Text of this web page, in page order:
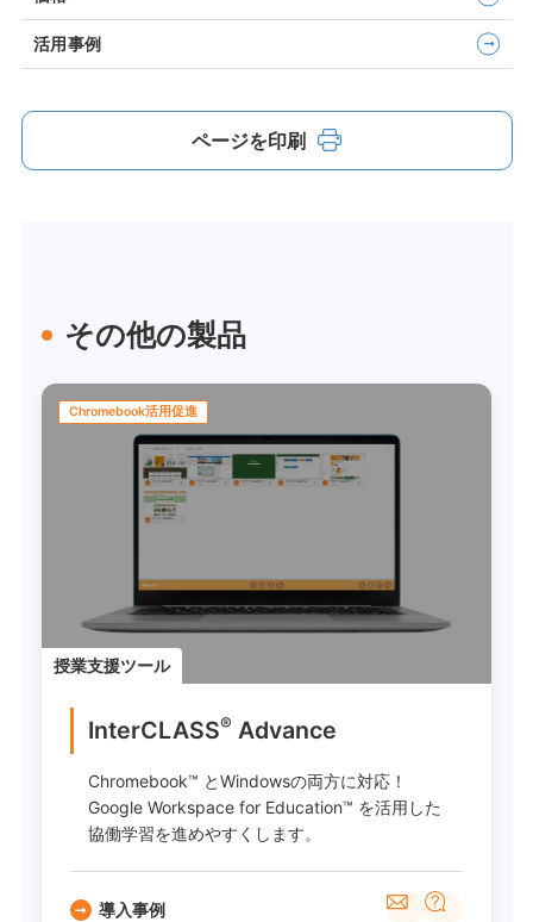
活用事例
ページを印刷
その他の製品
Chromebook活用促進
授業支援ツール
InterCLASS® Advance
Chromebook™ とWindowsの両方に対応！
Google Workspace for Education™ を活用した
協働学習を進めやすくします。
導入事例